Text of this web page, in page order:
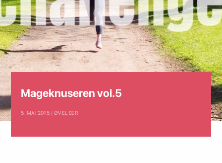
Mageknuseren vol.5
5. MAI 2015 | ØVELSER